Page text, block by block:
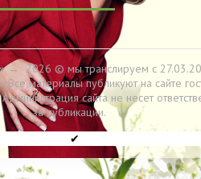
→ 2026 © мы транслируем с
Все материалы публикуют на сайте
Администрация сайта не несет
за публикации.
✔